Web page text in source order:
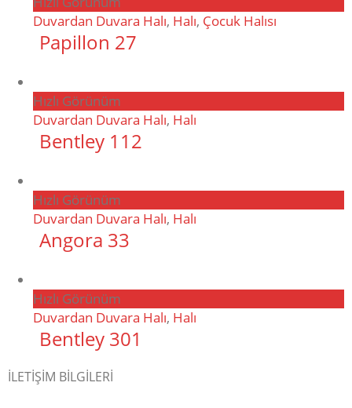
Duvardan Duvara Halı, Halı, Çocuk Halısı
Papillon 27
Hızlı Görünüm
Duvardan Duvara Halı, Halı
Bentley 112
Hızlı Görünüm
Duvardan Duvara Halı, Halı
Angora 33
Hızlı Görünüm
Duvardan Duvara Halı, Halı
Bentley 301
İLETİŞİM BİLGİLERİ